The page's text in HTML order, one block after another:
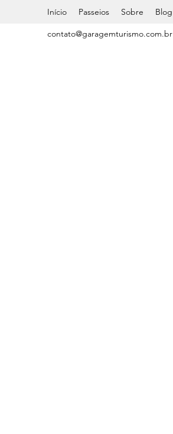
Início Passeios Sobre Blog
contato@garagemturismo.com.br